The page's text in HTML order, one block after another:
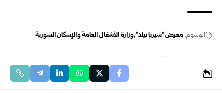
الوسوم: معرض "سيريا بيلد" وزارة الأشغال العامة والإسكان السورية